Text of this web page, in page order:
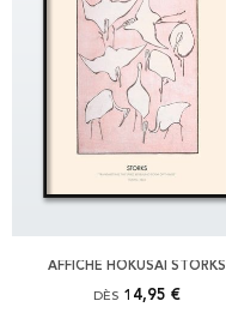
AFFICHE HOKUSAI STORKS
DÈS 14,95 €